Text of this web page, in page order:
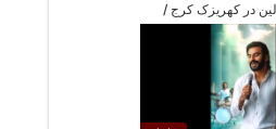
در کهریزک کرج /
و پر از انرژی
فرشته‌های زمینی